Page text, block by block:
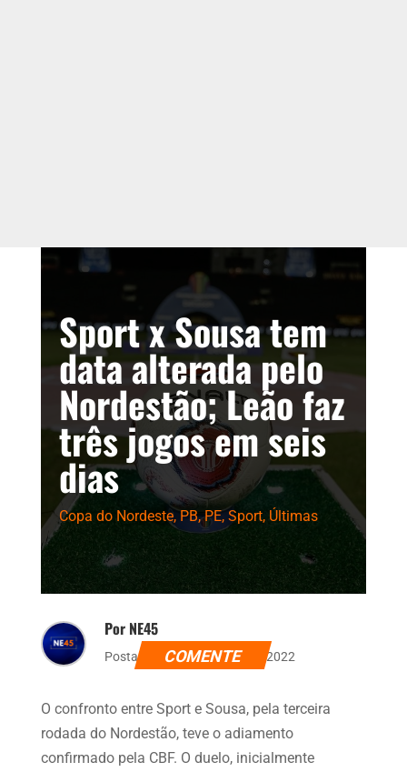
Sport x Sousa tem
data alterada pelo
Nordestão; Leão faz
três jogos em seis
dias
Copa do Nordeste,PB,PE,Sport, Últimas
Por NE45
Postado dia 28 de janeiro de 2022
COMENTE
O confronto entre Sport e Sousa, pela terceira
rodada do Nordestão, teve o adiamento
confirmado pela CBF. O duelo, inicialmente